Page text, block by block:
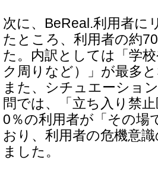
次に、BeReal.利用者に
たところ、利用者の約
た。内訳としては「学
ク周りなど）」が最多
また、シチュエーショ
問では、「立ち入り禁
0％の利用者が「その場
おり、利用者の危機意
ました。